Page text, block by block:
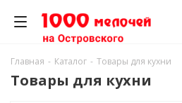
Главная - Каталог - Товары для кухни
Товары для кухни